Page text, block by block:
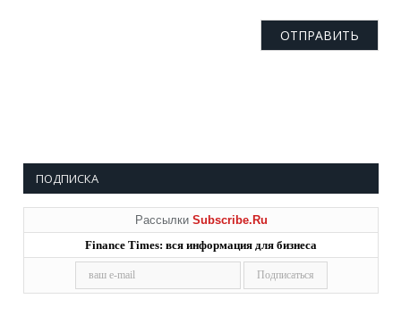
ПОДПИСКА
Рассылки Subscribe.Ru
Finance Times: вся информация для бизнеса